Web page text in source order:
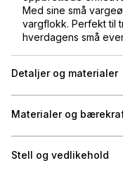
Med sine små
vargflokk. Perfekt til
hverdagens små
Detaljer og materialer
Materialer og
Stell og vedlikehold